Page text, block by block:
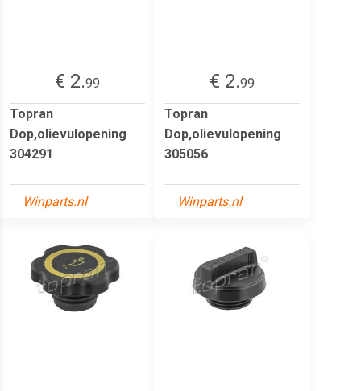
€ 2.99
Topran
Dop,olievulopening
304291
Winparts.nl
€ 2.99
Topran
Dop,olievulopening
305056
Winparts.nl